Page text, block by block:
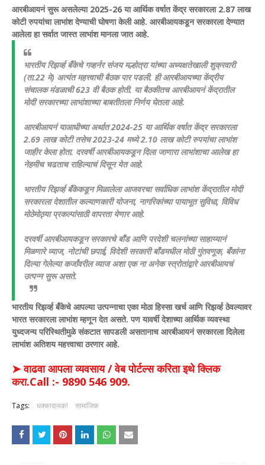
आरबीआयनं सुरू असलेल्या 2025-26 या आर्थिक वर्षात केंद्र सरकारला 2.87 लाख
कोटी रुपयांचा लाभांश देण्याची घोषणा केली आहे. आरबीआयकडून सरकारला देण्यात
आलेला हा सर्वात जास्त लाभांश मानला जात आहे.
भारतीय रिझर्व्ह बँकेचे गव्हर्नर संजय मल्होत्रा यांच्या अध्यक्षतेखाली शुक्रवारी
(ता.22 मे) अत्यंत महत्त्वाची बैठक पार पडली. ही आरबीआयच्या केंद्रीय
संचालक मंडळाची 623 वी बैठक होती. या बैठकीतच आरबीआयनं केंद्रातील
मोदी सरकारच्या लाभांशाच्या बाबतीतला निर्णय घेतला आहे.
आरबीआयनं याआधीच्या अर्थात 2024-25 या आर्थिक वर्षात केंद्र सरकारला
2.69 लाख कोटी तसेच 2023-24 मध्ये 2.10 लाख कोटी रुपयांचा लाभांश
जाहीर केला होता. दरवर्षी आरबीआयकडून दिला जाणारा लाभांशाचा आलेख हा
नेहमीच चढताच राहिल्याचं दिसून येत आहे.
भारतीय रिझर्व्ह बँकेकडून मिळालेला आजवरचा सर्वाधिक लाभांश केंद्रातील मोदी
सरकारला देशातील कल्याणकारी योजना, नागरिकांच्या पायाभूत सुविधा, विविध
मोठेमोठ्या प्रकल्पांसाठी वापरता येणार आहे.
दरवर्षी आरबीआयकडून सरकारचे बाँड आणि परदेशी चलनांच्या साहाय्यानं
मिळणारे व्याज, नोटांची छपाई, विदेशी सरकारी बाँडमधील मोठी गुंतवणूक, बँकांना
दिल्या गेलेल्या कर्जांवरील व्याज अशा एक ना अनेक स्त्रोतांद्वारे आरबीआयचं
उत्पन्न सुरू असते.
भारतीय रिझर्व्ह बँकेचे आपल्या उत्पन्नाचा एका मोठा हिस्सा खर्च आणि रिझर्व्ह ठेवल्यावर
भारत सरकारला लाभांश म्हणून देत असते. पण यावर्षी देशाच्या आर्थिक व्यवस्था
युध्दजन्य परिस्थितीमुळे संकटात सापडली असतानाच आरबीआयनं सरकारला दिलेला
लाभांश अतिशय महत्त्वाचा ठरणार आहे.
➤ वाढवा आपला व्यवसाय / वेब पोर्टल्स करिता इथे क्लिक
करा.Call :- 9890 546 909.
Tags: धक्कादायक! सामाजिक